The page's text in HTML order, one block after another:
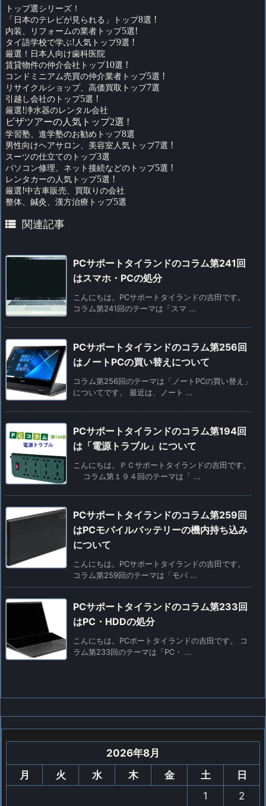
トップ選シリーズ！
「日本のテレビが見られる」トップ8選 !
内装、リフォームの業者トップ5選!
タイ語学校で学ぶ! 人気トップ9選 !
厳選！日本人向け歯科医院
賃貸物件の仲介会社トップ10選 !
コンドミニアム売買の仲介業者トップ5選 !
リサイクルショップ、高価買取トップ7選
引越し会社のトップ5選 !
厳選!浄水器のレンタル会社
ビザツアーの人気トップ2選 !
学習塾、進学塾のお勧めトップ8選
男性向けヘアサロン、美容室人気トップ7選 !
スーツの仕立てのトップ3選
パソコン修理、ネット接続などのトップ5選 !
レンタカーの人気トップ5選 !
厳選!中古車販売、買取りの会社
整体、鍼灸、漢方治療トップ5選
 関連記事
PCサポートタイランドのコラム第241回
はスマホ・PCの処分
こんにちは。PCサポートタイランドの吉田です。
コラム第241回のテーマは「スマ ...
PCサポートタイランドのコラム第256回
はノートPCの買い替えについて
コラム第256回のテーマは「ノートPCの買い替え」
についてです。 最近は、ノート ...
PCサポートタイランドのコラム第194回
は「電源トラブル」について
こんにちは。ＰＣサポートタイランドの吉田です。
コラム第１９４回のテーマは「 ...
PCサポートタイランドのコラム第259回
はPCモバイルバッテリーの機内持ち込み
について
こんにちは。PCサポートタイランドの吉田です。
コラム第259回のテーマは「モバ ...
PCサポートタイランドのコラム第233回
はPC・HDDの処分
こんにちは。PCポートタイランドの吉田です。 コ
ラム第233回のテーマは「PC・ ...
2026年8月
月
火 水 木 金 土
日
1
2